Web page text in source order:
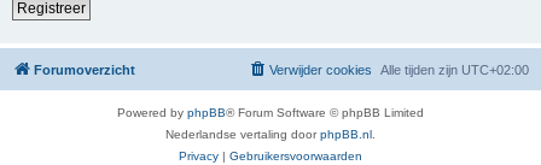
Registreer
Forumoverzicht Alle tijden zijn UTC+02:00
Verwijder cookies
Powered by phpBB® Forum Software © phpBB Limited
Nederlandse vertaling doorphpBB.nl
Privacy | Gebruikersvoorwaarden